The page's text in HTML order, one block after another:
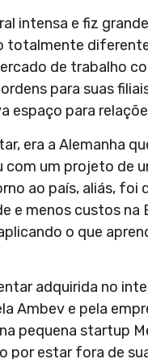
intensa e fiz
totalmente
de trabalho
para suas
espaço para
era a Alemanha
com um projeto de
ao país, aliás,
e menos custos na
o que
adquirida no
Ambev e pela
pequena startup
por estar fora de